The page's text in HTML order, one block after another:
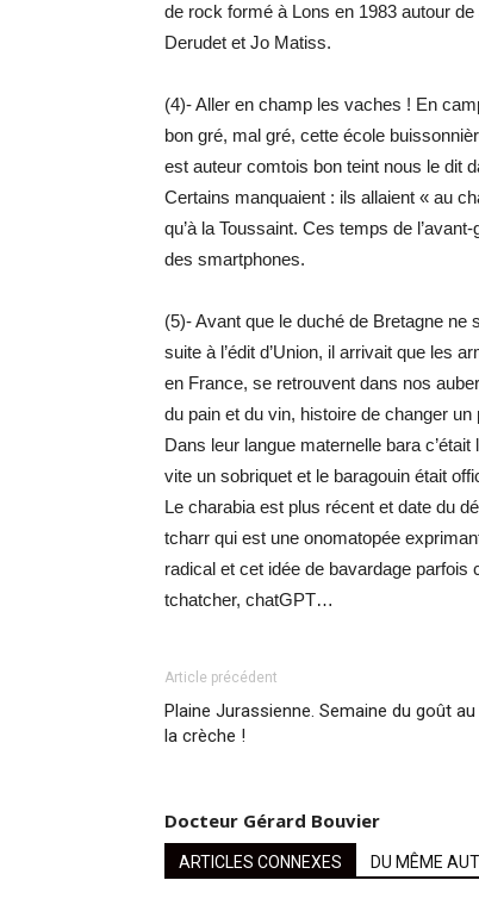
de rock formé à Lons en 1983 autour
Derudet et Jo Matiss.
(4)- Aller en champ les vaches ! En
bon gré, mal gré, cette école
est auteur comtois bon teint nous le dit
Certains manquaient : ils allaient « au
qu’à la Toussaint. Ces temps de
des smartphones.
(5)- Avant que le duché de Bretagne ne
suite à l’édit d’Union, il arrivait que les
en France, se retrouvent dans nos
du pain et du vin, histoire de changer
Dans leur langue maternelle bara
vite un sobriquet et le baragouin était
Le charabia est plus récent et date du
tcharr qui est une onomatopée
radical et cet idée de bavardage
tchatcher, chatGPT…
Article précédent
Plaine Jurassienne. Semaine du goût au
la crèche !
Docteur Gérard Bouvier
ARTICLES CONNEXES DU MÊME